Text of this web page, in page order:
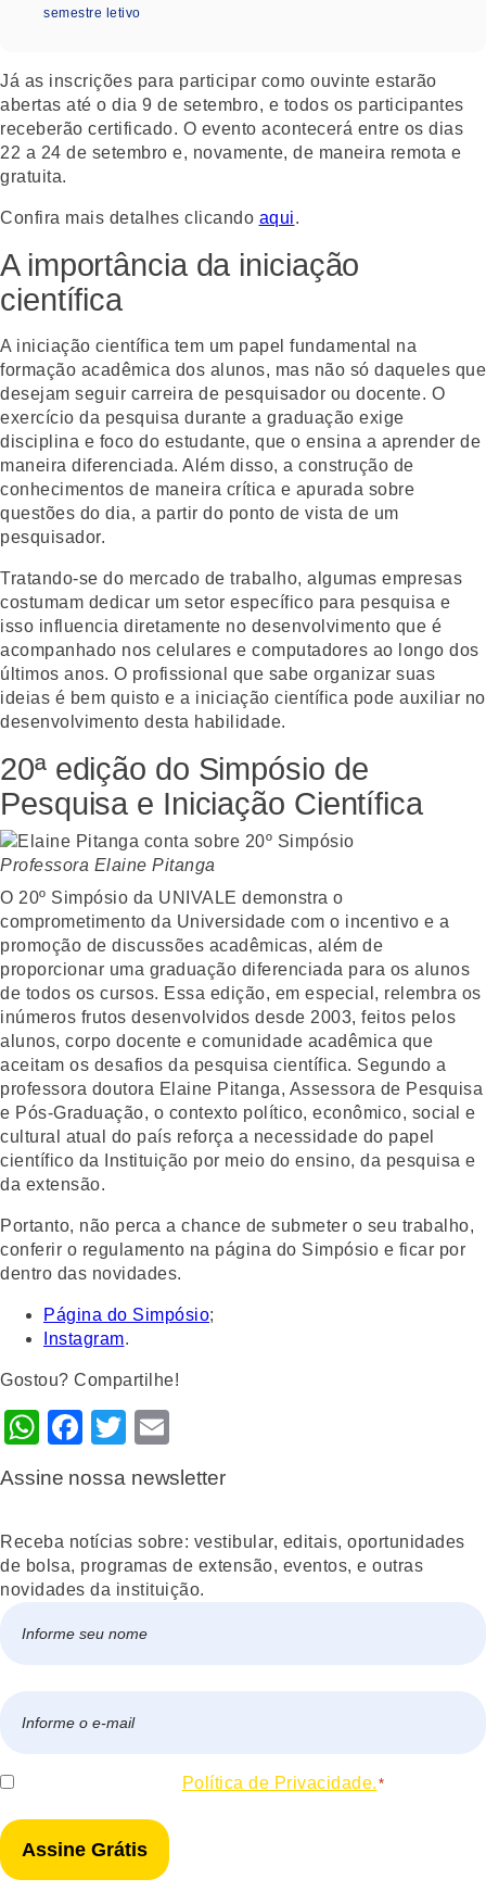
semestre letivo
Já as inscrições para participar como ouvinte estarão
abertas até o dia 9 de setembro, e todos os participantes
receberão certificado. O evento acontecerá entre os dias
22 a 24 de setembro e, novamente, de maneira remota e
gratuita.
Confira mais detalhes clicando aqui.
A importância da iniciação
científica
A iniciação científica tem um papel fundamental na
formação acadêmica dos alunos, mas não só daqueles que
desejam seguir carreira de pesquisador ou docente. O
exercício da pesquisa durante a graduação exige
disciplina e foco do estudante, que o ensina a aprender de
maneira diferenciada. Além disso, a construção de
conhecimentos de maneira crítica e apurada sobre
questões do dia, a partir do ponto de vista de um
pesquisador.
Tratando-se do mercado de trabalho, algumas empresas
costumam dedicar um setor específico para pesquisa e
isso influencia diretamente no desenvolvimento que é
acompanhado nos celulares e computadores ao longo dos
últimos anos. O profissional que sabe organizar suas
ideias é bem quisto e a iniciação científica pode auxiliar no
desenvolvimento desta habilidade.
20ª edição do Simpósio de
Pesquisa e Iniciação Científica
Professora Elaine Pitanga
O 20º Simpósio da UNIVALE demonstra o
comprometimento da Universidade com o incentivo e a
promoção de discussões acadêmicas, além de
proporcionar uma graduação diferenciada para os alunos
de todos os cursos. Essa edição, em especial, relembra os
inúmeros frutos desenvolvidos desde 2003, feitos pelos
alunos, corpo docente e comunidade acadêmica que
aceitam os desafios da pesquisa científica. Segundo a
professora doutora Elaine Pitanga, Assessora de Pesquisa
e Pós-Graduação, o contexto político, econômico, social e
cultural atual do país reforça a necessidade do papel
científico da Instituição por meio do ensino, da pesquisa e
da extensão.
Portanto, não perca a chance de submeter o seu trabalho,
conferir o regulamento na página do Simpósio e ficar por
dentro das novidades.
Página do Simpósio;
Instagram.
Gostou? Compartilhe!
WhatsApp
Facebook
Twitter
Assine nossa newsletter
Receba notícias sobre: vestibular, editais, oportunidades
de bolsa, programas de extensão, eventos, e outras
novidades da instituição.
mail
Consentir Política de Privacidade. *